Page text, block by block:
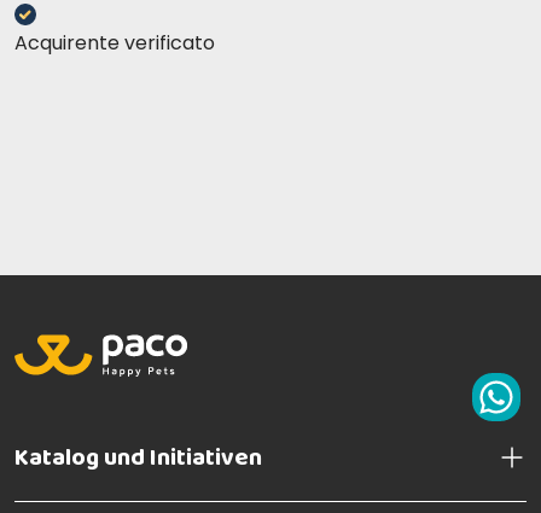
Acquirente verificato
Katalog und Initiativen